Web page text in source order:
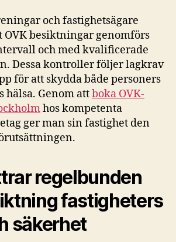
och fastighetsägare
OVK besiktningar genomförs
och med kvalificerade
Dessa kontroller följer lagkrav
för att skydda både personers
hälsa. Genom attboka OVK-
hos kompetenta
ger man sin fastighet den
regelbunden
fastigheters
säkerhet